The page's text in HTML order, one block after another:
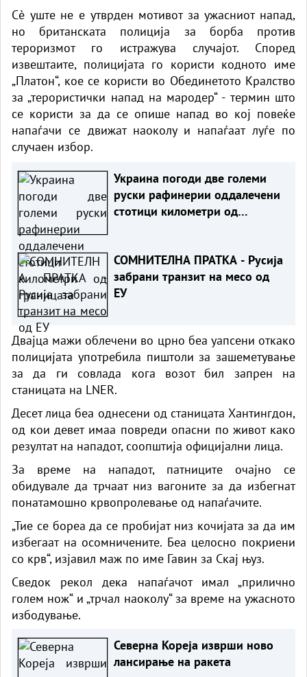
Сè уште не е утврден мотивот за ужасниот напад,
но британската полиција за борба против
тероризмот го истражува случајот. Според
извештаите, полицијата го користи кодното име
„Платон“, кое се користи во Обединетото Кралство
за „терористички напад на мародер“ - термин што
се користи за да се опише напад во кој повеќе
напаѓачи се движат наоколу и напаѓаат луѓе по
случаен избор.
Украина погоди две големи
руски рафинерии оддалечени
стотици километри од
СОМНИТЕЛНА ПРАТКА - Русија
забрани транзит на месо од
ЕУ
Двајца мажи облечени во црно беа уапсени откако
полицијата употребила пиштоли за зашеметување
за да ги совлада кога возот бил запрен на
станицата на LNER.
Десет лица беа однесени од станицата Хантингдон,
од кои девет имаа повреди опасни по живот како
резултат на нападот, соопштија официјални лица.
За време на нападот, патниците очајно се
обидувале да трчаат низ вагоните за да избегнат
понатамошно крвопролевање од напаѓачите.
„Тие се бореа да се пробијат низ кочијата за да им
избегаат на осомничените. Беа целосно покриени
со крв“, изјавил маж по име Гавин за Скај њуз.
Сведок рекол дека напаѓачот имал „прилично
голем нож“ и „трчал наоколу“ за време на ужасното
избодување.
Северна Кореја изврши ново
лансирање на ракета